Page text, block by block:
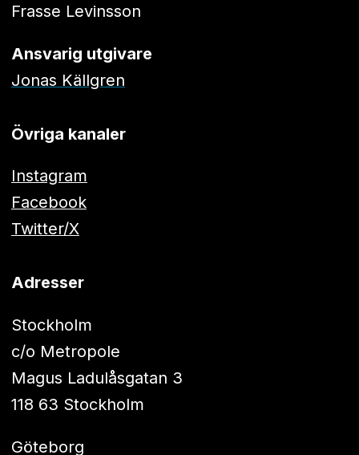
Frasse Levinsson
Ansvarig utgivare
Jonas Källgren
Övriga kanaler
Instagram
Facebook
Twitter/X
Adresser
Stockholm
c/o Metropole
Magus Ladulåsgatan 3
118 63 Stockholm
Göteborg